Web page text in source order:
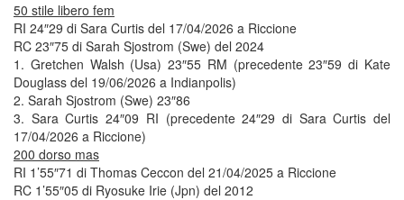
50 stile libero fem
RI 24″29 di Sara Curtis del 17/04/2026 a Riccione
RC 23″75 di Sarah Sjostrom (Swe) del 2024
1. Gretchen Walsh (Usa) 23″55 RM (precedente 23″59 di Kate
Douglass del 19/06/2026 a Indianpolis)
2. Sarah Sjostrom (Swe) 23″86
3. Sara Curtis 24″09 RI (precedente 24″29 di Sara Curtis del
17/04/2026 a Riccione)
200 dorso mas
RI 1’55″71 di Thomas Ceccon del 21/04/2025 a Riccione
RC 1’55″05 di Ryosuke Irie (Jpn) del 2012